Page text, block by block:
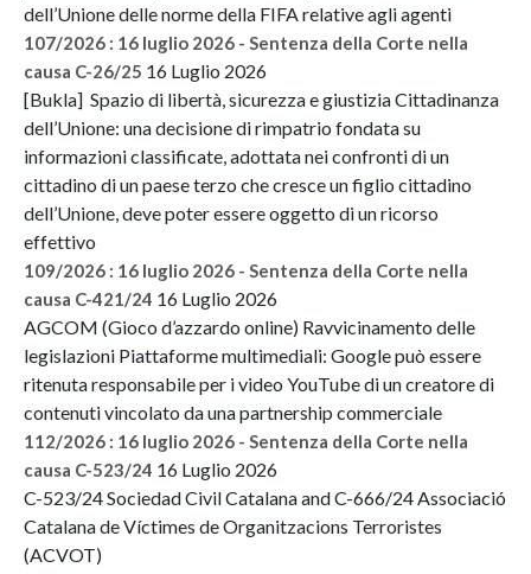
dell’Unione delle norme della FIFA relative agli agenti
107/2026 : 16 luglio 2026 - Sentenza della Corte nella
causa C-26/25 16 Luglio 2026
[Bukla] Spazio di libertà, sicurezza e giustizia Cittadinanza
dell’Unione: una decisione di rimpatrio fondata su
informazioni classificate, adottata nei confronti di un
cittadino di un paese terzo che cresce un figlio cittadino
dell’Unione, deve poter essere oggetto di un ricorso
effettivo
109/2026 : 16 luglio 2026 - Sentenza della Corte nella
causa C-421/24 16 Luglio 2026
AGCOM (Gioco d’azzardo online) Ravvicinamento delle
legislazioni Piattaforme multimediali: Google può essere
ritenuta responsabile per i video YouTube di un creatore di
contenuti vincolato da una partnership commerciale
112/2026 : 16 luglio 2026 - Sentenza della Corte nella
causa C-523/24 16 Luglio 2026
C-523/24 Sociedad Civil Catalana and C-666/24 Associació
Catalana de Víctimes de Organitzacions Terroristes
(ACVOT)